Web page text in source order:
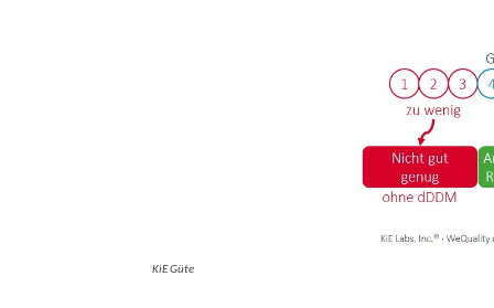
KiE Güte